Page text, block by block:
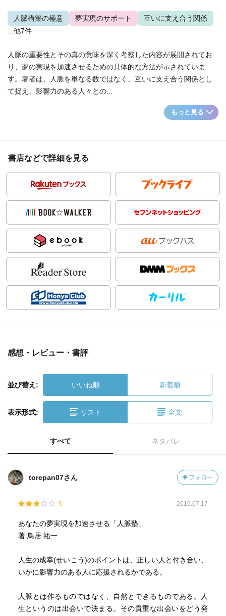
人脈構築の極意 夢実現のサポート
互いに支え合う関係
...他7件
人脈の重要性とその真の意味を深く考察した内容が展開されてお
り、夢の実現を加速させるための具体的な方法が示されていま
す。著者は、人脈を単なる数ではなく、互いに支え合う関係とし
て捉え、影響力のある人々との...
もっと見る
書店などで詳細を見る
感想・レビュー・書評
並び替え: いいね順 新着順
表示形式: リスト 全文
すべて ネタバレ
torepan07さん フォロー
3 2019.07.17
あなたの夢実現を加速させる「人脈塾」
著:鳥居 祐一
人生の成幸(せいこう)のポイントは、正しい人と付き合い、
いかに影響力のある人に応援されるかである。
人脈とは作るものではなく、自然とできるものである。人
生というのは出会いで決まる。その貴重な出会いをどう発